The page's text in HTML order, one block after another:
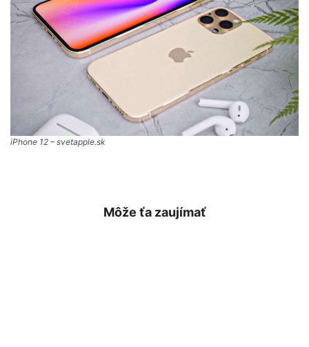
iPhone 12 – svetapple.sk
Môže ťa zaujímať